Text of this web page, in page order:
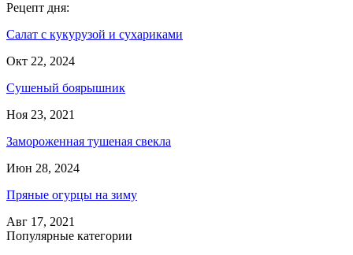
Рецепт дня:
Салат с кукурузой и сухариками
Окт 22, 2024
Сушеный боярышник
Ноя 23, 2021
Замороженная тушеная свекла
Июн 28, 2024
Пряные огурцы на зиму
Авг 17, 2021
Популярные категории